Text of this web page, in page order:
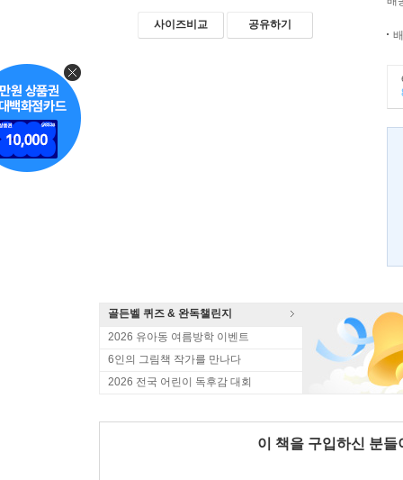
사이즈비교 공유하기
골든벨 퀴즈 & 완독챌린지
2026 유아동 여름방학 이벤트
6인의 그림책 작가를 만나다
2026 전국 어린이 독후감 대회
이 책을 구입하신 분